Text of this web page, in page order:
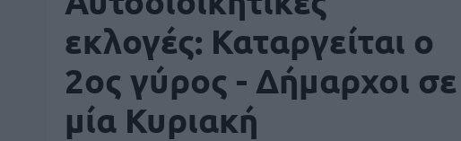
εκλογές: Καταργείται ο
2ος γύρος - Δήμαρχοι σε
μία Κυριακή